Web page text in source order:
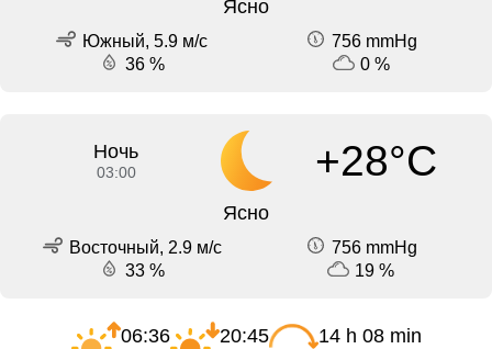
Ясно
Южный, 5.9 м/с
756 mmHg
36 %
0 %
Ночь
03:00 +28°C
Ясно
Восточный, 2.9 м/с
756 mmHg
33 %
19 %
06:36 20:45 14 h 08 min